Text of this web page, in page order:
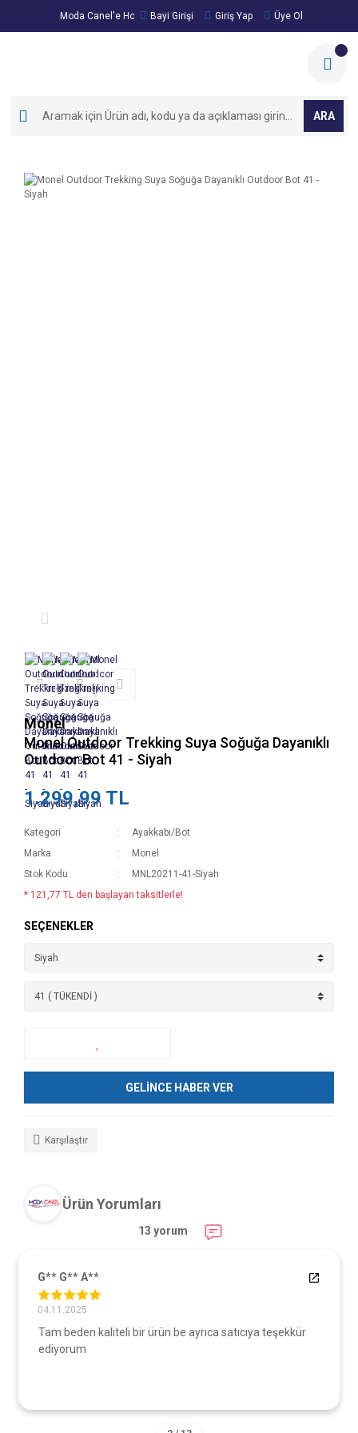
Moda Canel'e Hoşgeldiniz!
Bayi Girişi Giriş Yap Üye Ol
ARA
Monel
Monel Outdoor Trekking Suya Soğuğa Dayanıklı
Outdoor Bot 41 - Siyah
1.299,99 TL
Kategori
Ayakkabı/Bot
Marka
Monel
Stok Kodu
MNL20211-41-Siyah
* 121,77 TL den başlayan taksitlerle!
SEÇENEKLER
GELİNCE HABER VER
Karşılaştır
Ürün Yorumları
13 yorum
G** G** A**
04.11.2025
Tam beden kaliteli bir ürün be ayrıca satıcıya teşekkür
ediyorum